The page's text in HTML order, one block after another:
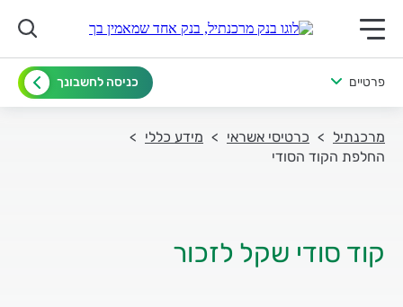
תפריט ראשי לנייד
פרטיים כניסה לחשבונך
מרכנתיל כרטיסי אשראי
מידע כללי
החלפת הקוד הסודי
קוד סודי שקל לזכור